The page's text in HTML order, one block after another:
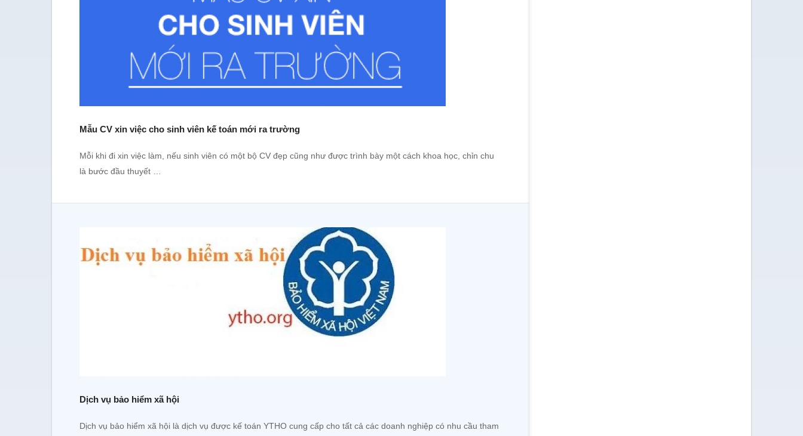
Mẫu CV xin việc cho sinh viên kế toán mới ra trường
Mỗi khi đi xin việc làm, nếu sinh viên có một bộ CV đẹp cũng như được trình bày một cách khoa học, chỉn chu
là bước đầu thuyết …
Dịch vụ bảo hiểm xã hội
Dịch vụ bảo hiểm xã hội là dịch vụ được kế toán YTHO cung cấp cho tất cả các doanh nghiệp có nhu cầu tham